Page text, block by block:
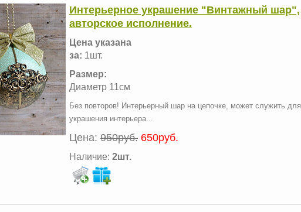
Интерьерное украшение "Винтажный шар",
авторское исполнение.
Цена указана
за: 1шт.
Размер:
Диаметр 11см
Без повторов! Интерьерный шар на цепочке, может служить для
украшения интерьера...
Цена: 950руб. 650руб.
Наличие: 2шт.